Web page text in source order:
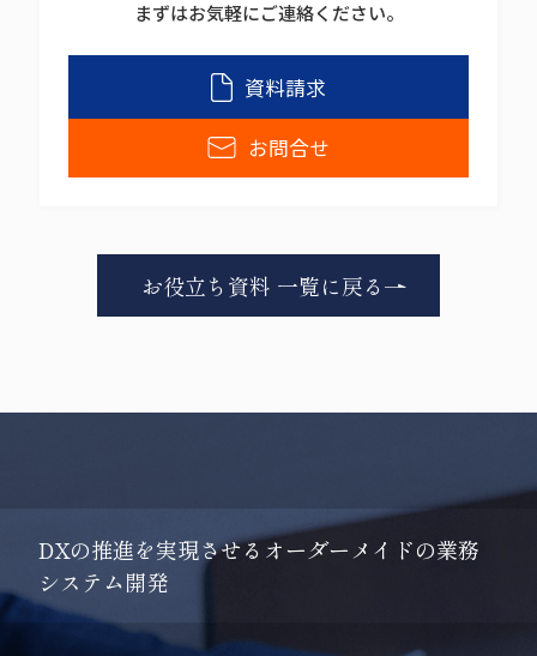
個人情報の取得は行っておりません。
本サイトでは、SSL（Secure Socket Layer）による暗
号化措置を講じています。
6. 開示等の請求、苦情・相談について
苦情・相談につきましては、以下の窓口で受け付けま
まずはお気軽にご連絡ください。
資料請求
お問合せ
お役立ち資料 一覧に戻る
DXの推進を実現させるオーダーメ イ ドの業務
シス テ ム開発